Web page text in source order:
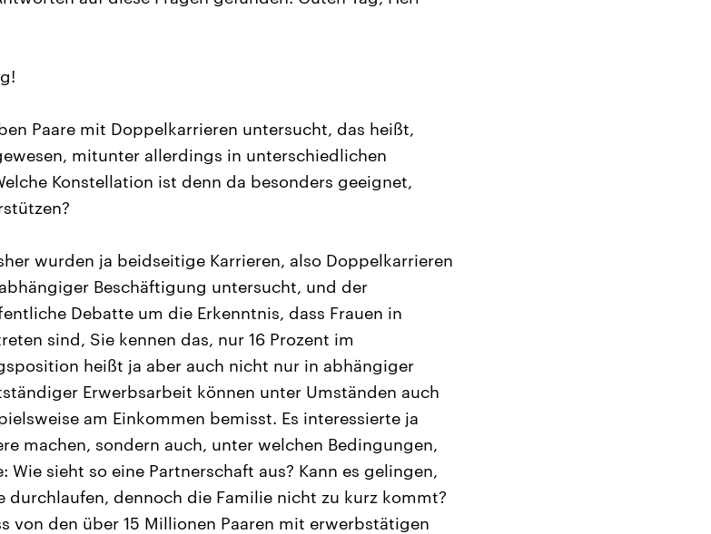
Paare mit Doppelkarrieren untersucht, das heißt,
mitunter allerdings in unterschiedlichen
Konstellation ist denn da besonders geeignet,
wurden ja beidseitige Karrieren, also Doppelkarrieren
Beschäftigung untersucht, und der
Debatte um die Erkenntnis, dass Frauen in
sind, Sie kennen das, nur 16 Prozent im
heißt ja aber auch nicht nur in abhängiger
Erwerbsarbeit können unter Umständen auch
am Einkommen bemisst. Es interessierte ja
machen, sondern auch, unter welchen Bedingungen,
sieht so eine Partnerschaft aus? Kann es gelingen,
durchlaufen, dennoch die Familie nicht zu kurz kommt?
von den über 15 Millionen Paaren mit erwerbstätigen